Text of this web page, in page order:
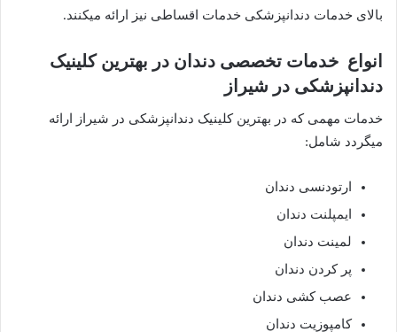
بالای خدمات دندانپزشکی خدمات اقساطی نیز ارائه میکنند.
انواع خدمات تخصصی دندان در بهترین کلینیک
دندانپزشکی در شیراز
خدمات مهمی که در بهترین کلینیک دندانپزشکی در شیراز ارائه
میگردد شامل:
ارتودنسی دندان
ایمپلنت دندان
لمینت دندان
پر کردن دندان
عصب کشی دندان
کامپوزیت دندان